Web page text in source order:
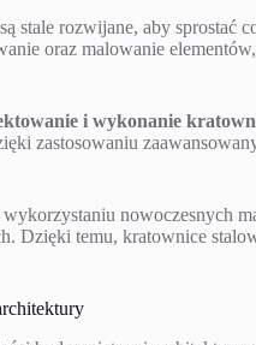
są stale rozwijane, aby sprostać
oraz malowanie
i wykonanie
zastosowaniu
wykorzystaniu nowoczesnych
Dzięki temu, kratownice